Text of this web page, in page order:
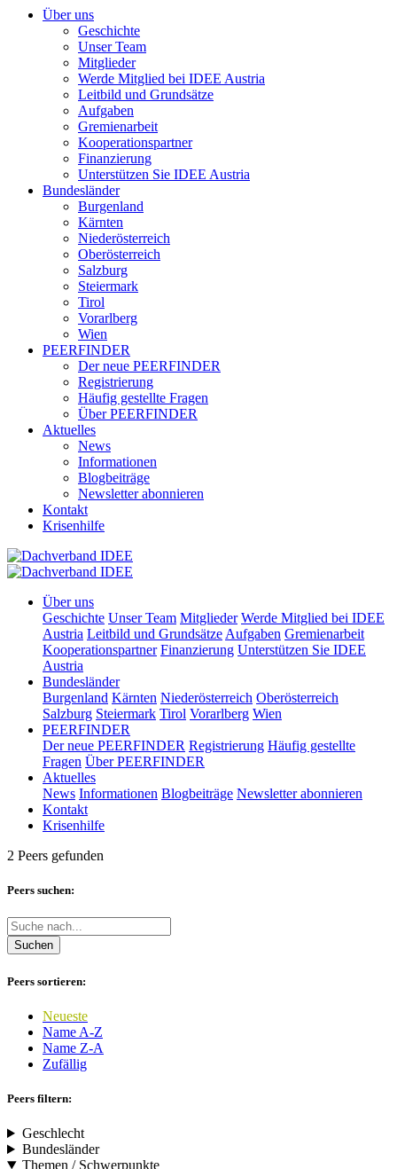
Über uns
Geschichte
Unser Team
Mitglieder
Werde Mitglied bei IDEE Austria
Leitbild und Grundsätze
Aufgaben
Gremienarbeit
Kooperationspartner
Finanzierung
Unterstützen Sie IDEE Austria
Bundesländer
Burgenland
Kärnten
Niederösterreich
Oberösterreich
Salzburg
Steiermark
Tirol
Vorarlberg
Wien
PEERFINDER
Der neue PEERFINDER
Registrierung
Häufig gestellte Fragen
Über PEERFINDER
Aktuelles
News
Informationen
Blogbeiträge
Newsletter abonnieren
Kontakt
Krisenhilfe
Über uns
Geschichte Unser Team Mitglieder Werde Mitglied bei IDEE
Austria Leitbild und Grundsätze Aufgaben Gremienarbeit
Kooperationspartner Finanzierung Unterstützen Sie IDEE
Austria
Bundesländer
Burgenland Kärnten Niederösterreich Oberösterreich
Salzburg Steiermark Tirol Vorarlberg Wien
PEERFINDER
Der neue PEERFINDER Registrierung Häufig gestellte
Fragen Über PEERFINDER
Aktuelles
News Informationen Blogbeiträge Newsletter abonnieren
Kontakt
Krisenhilfe
2 Peers gefunden
Peers suchen:
Suchen
Peers sortieren:
Neueste
Name A-Z
Name Z-A
Zufällig
Peers filtern:
Geschlecht
Bundesländer
Themen / Schwerpunkte